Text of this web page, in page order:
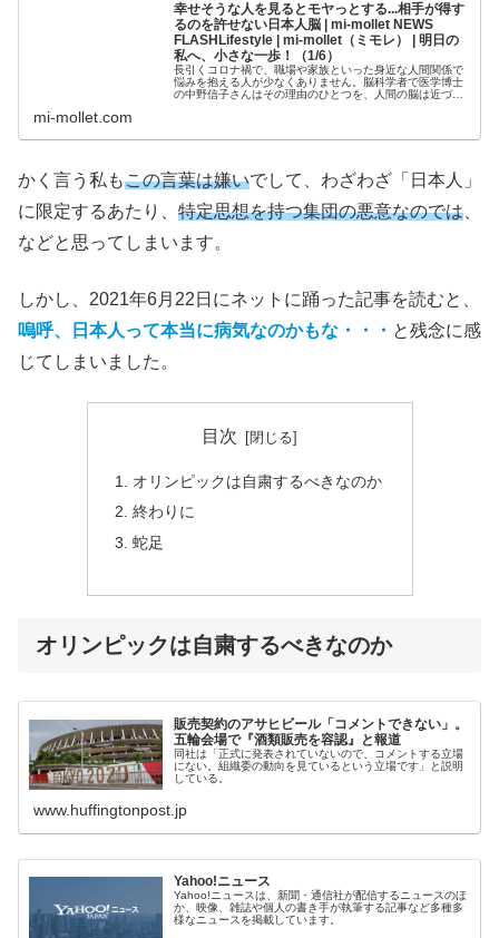
幸せそうな人を見るとモヤっとする...相手が得す
るのを許せない日本人脳 | mi-mollet NEWS
FLASHLifestyle | mi-mollet（ミモレ） | 明日の
私へ、小さな一歩！（1/6）
長引くコロナ禍で、職場や家族といった身近な人間関係で
悩みを抱える人が少なくありません。脳科学者で医学博士
の中野信子さんはその理由のひとつを、人間の脳は近づき
mi-mollet.com
かく言う私もこの言葉は嫌いでして、わざわざ「日本人」
に限定するあたり、 特定思想を持つ集団の悪意なのでは
などと思ってしまいます。
しかし、2021年6月22日にネットに踊った記事を読むと、
嗚呼、日本人って本当に病気なのかもな・・・ と残念に感
じてしまいました。
目次
オリンピックは自粛するべきなのか
終わりに
蛇足
オリンピックは自粛するべきなのか
販売契約のアサヒビール「コメントできない」。
五輪会場で『酒類販売を容認』と報道
同社は「正式に発表されていないので、コメントする立場
にない。組織委の動向を見ているという立場です」と説明
している。
www.huffingtonpost.jp
Yahoo!ニュース
Yahoo!ニュースは、新聞・通信社が配信するニュースのほ
か、映像、雑誌や個人の書き手が執筆する記事など多種多
様なニュースを掲載しています。